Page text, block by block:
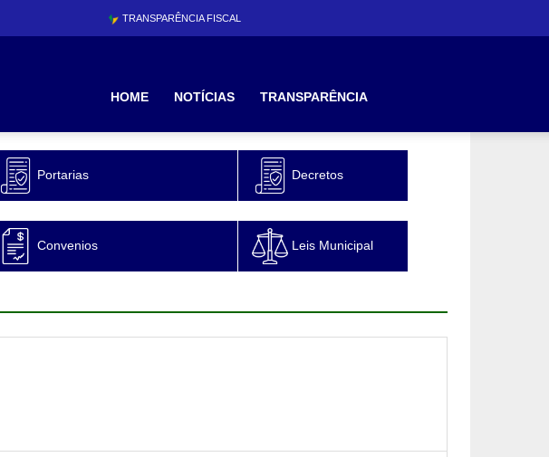
TRANSPARÊNCIA FISCAL
HOME NOTÍCIAS TRANSPARÊNCIA
Portarias Decretos
Convenios Leis Municipal